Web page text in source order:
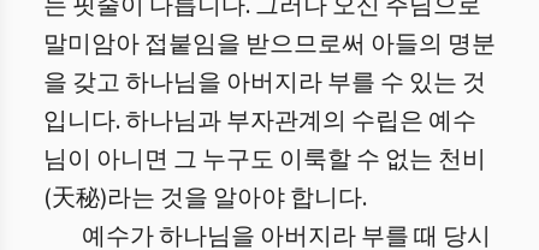
말미암아 접붙임을 받으므로써 아들의 명분
을 갖고 하나님을 아버지라 부를 수 있는 것
입니다. 하나님과 부자관계의 수립은 예수
님이 아니면 그 누구도 이룩할 수 없는 천비
(天秘)라는 것을 알아야 합니다.
예수가 하나님을 아버지라 부를 때 당시